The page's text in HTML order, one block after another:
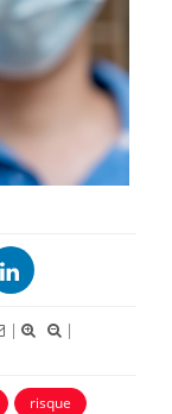
|
|
risque